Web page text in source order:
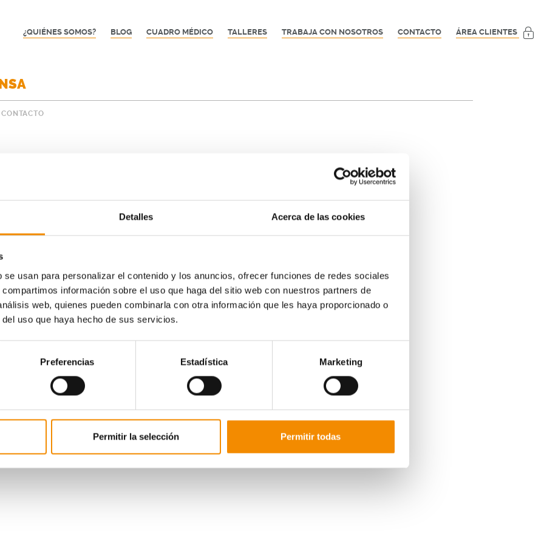
Detalles Acerca de las cookies
usan para personalizar el contenido y los anuncios, ofrecer funciones de redes sociales
información sobre el uso que haga del sitio web con nuestros partners de
web, quienes pueden combinarla con otra información que les haya proporcionado o
uso que haya hecho de sus servicios.
Preferencias Estadística Marketing
Permitir la selección Permitir todas
¿QUIÉNES SOMOS? BLOG CUADRO MÉDICO TALLERES TRABAJA CON NOSOTROS CONTACTO ÁREA CLIENTES
CONTACTO
Montakit Fuenlabrada - Club Joventut Badalona. Consulta los ganadores
- RETAbet Bilbao Basket. Consulta los ganadoresaquí.
Zaragoza - BAXI Manresa. Consulta los ganadoresaquí.
Monbus Obradoiro - MoraBanc Andorra. Consulta los ganadores
aquí
Murcia CB - Barça. Consulta los ganadoresaquí.
Baskonia - Valencia Basket Club. Consulta los ganadores
Real Madrid - Herbalife Gran Canaria. Consulta los ganadores